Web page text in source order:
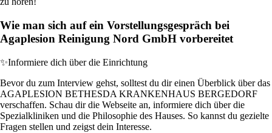
Wie man sich auf ein Vorstellungsgespräch bei
Agaplesion Reinigung Nord GmbH vorbereitet
✨Informiere dich über die Einrichtung
Bevor du zum Interview gehst, solltest du dir einen Überblick über das
AGAPLESION BETHESDA KRANKENHAUS BERGEDORF
verschaffen. Schau dir die Webseite an, informiere dich über die
Spezialkliniken und die Philosophie des Hauses. So kannst du gezielte
Fragen stellen und zeigst dein Interesse.